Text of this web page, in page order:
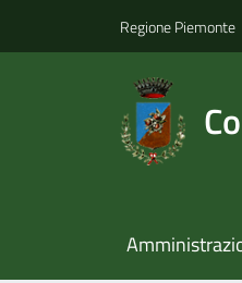
Regione Piemonte